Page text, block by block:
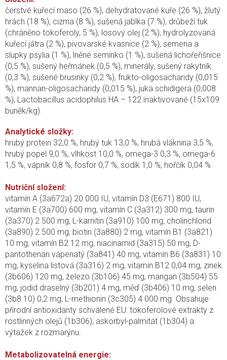
čerstvé kuřecí maso (26 %), dehydratované kuře (26 %), žlutý
hrách (18 %), cizrna (8 %), sušená jablka (7 %), drůbeží tuk
(chráněno tokoferoly, 5 %), losový olej (2 %), hydrolyzovaná
kuřecí játra (2 %), pivovarské kvasnice (2 %), semena a
slupky psylia (1 %), lněné semínko (1 %), sušená lichořeřišnice
(0,5 %), sušený heřmánek (0,5 %), minerály, sušený rakytník
(0,3 %), sušené brusinky (0,2 %), frukto-oligosacharidy (0,015
%), mannan-oligosacharidy (0,015 %), juka schidigera (0,008
%), Lactobacillus acidophilus HA – 122 inaktivované (15x109
buněk/kg).
Analytické složky:
hrubý protein 32,0 %, hrubý tuk 13,0 %, hrubá vláknina 3,5 %,
hrubý popel 9,0 %, vlhkost 10,0 %, omega-3 0,3 %, omega-6
1,5 %, vápník 0,8 %, fosfor 0,7 %, sodík 1,0 %, hořčík 0,04 %.
Nutriční složení:
vitamín A (3a672a) 20 000 IU, vitamín D3 (E671) 800 IU,
vitamín E (3a700) 600 mg, vitamín C (3a312) 300 mg, taurin
(3a370) 2 500 mg, L-karnitin (3a910) 100 mg, cholinchlorid
(3a890) 2 500 mg, biotin (3a880) 2 mg, vitamín B1 (3a821)
10 mg, vitamín B2 12 mg, niacinamid (3a315) 50 mg, D-
pantothenan vápenatý (3a841) 40 mg, vitamín B6 (3a831) 10
mg, kyselina listová (3a316) 2 mg, vitamín B12 0,04 mg, zinek
(3b606) 120 mg, železo (3b106) 45 mg, mangan (3b504) 55
mg, jodid draselný (3b201) 4 mg, měď (3b406) 10 mg, selen
(3b8.10) 0,2 mg, L-methionin (3c305) 4 000 mg. Obsahuje
přírodní antioxidanty schválené EU: tokoferolové extrakty z
rostlinných olejů (1b306), askorbyl-palmitát (1b304) a
výtažek z rozmarýnu.
Metabolizovatelná energie: